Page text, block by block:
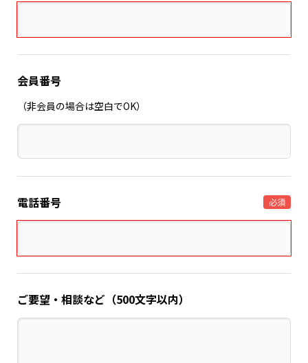
会員番号
（非会員の場合は空白でOK）
電話番号 必須
ご要望・相談など（500文字以内）